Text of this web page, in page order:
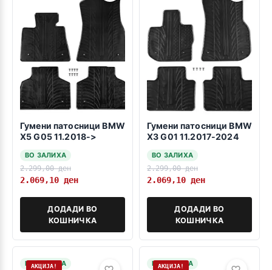
Гумени патосници BMW
X5 G05 11.2018->
ВО ЗАЛИХА
2.299,00ден
2.069,10 ден
ДОДАДИ ВО
КОШНИЧКА
Гумени патосници BMW
X3 G01 11.2017-2024
ВО ЗАЛИХА
2.299,00ден
2.069,10 ден
ДОДАДИ ВО
КОШНИЧКА
НА ЗАЛИХА
АКЦИЈА! НА ЗАЛИХА
АКЦИЈА!